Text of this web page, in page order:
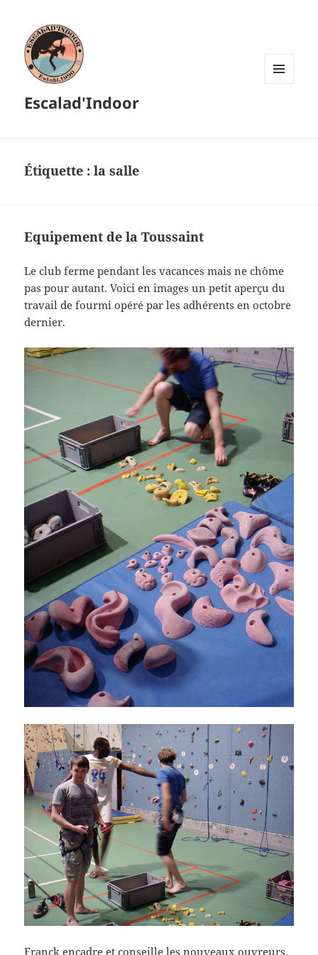
Escalad'Indoor
Étiquette :la salle
Equipement de la Toussaint
Le club ferme pendant les vacances mais ne chôme
pas pour autant. Voici en images un petit aperçu du
travail de fourmi opéré par les adhérents en octobre
dernier.
Franck encadre et conseille les nouveaux ouvreurs.